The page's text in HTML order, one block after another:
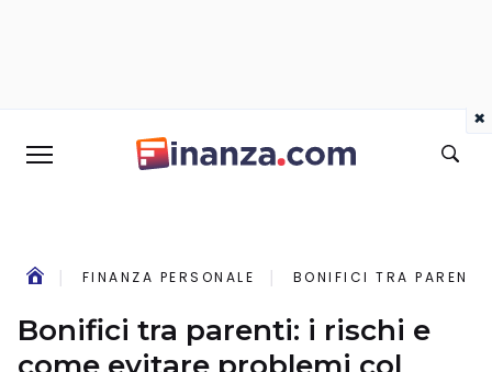
FINANZA PERSONALE BONIFICI TRA
Bonifici tra parenti: i rischi e
×